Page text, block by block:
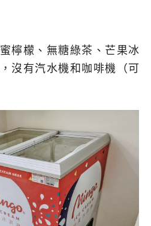
檸檬、無糖綠茶、芒果冰
沒有汽水機和咖啡機（可